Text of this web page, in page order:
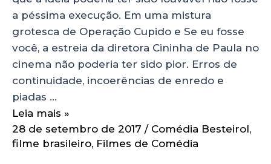
a péssima execução. Em uma mistura
grotesca de Operação Cupido e Se eu fosse
você, a estreia da diretora Cininha de Paula no
cinema não poderia ter sido pior. Erros de
continuidade, incoerências de enredo e
piadas …
Leia mais »
28 de setembro de 2017 / Comédia Besteirol,
filme brasileiro, Filmes de Comédia